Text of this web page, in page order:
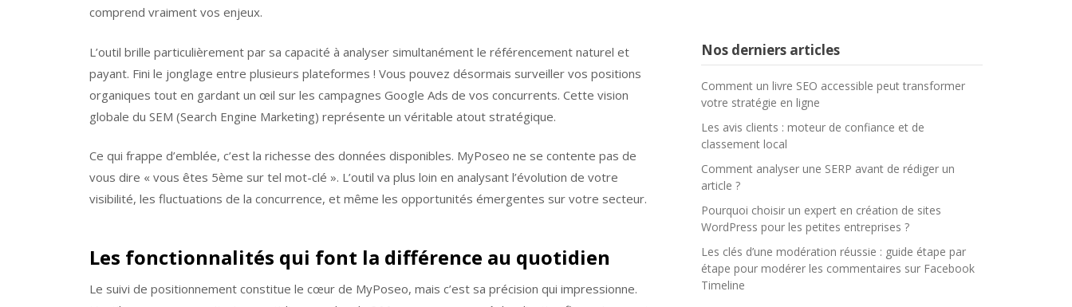
comprend vraiment vos enjeux.
L’outil brille particulièrement par sa capacité à analyser simultanément le référencement naturel et
payant. Fini le jonglage entre plusieurs plateformes ! Vous pouvez désormais surveiller vos positions
organiques tout en gardant un œil sur les campagnes Google Ads de vos concurrents. Cette vision
globale du SEM (Search Engine Marketing) représente un véritable atout stratégique.
Ce qui frappe d’emblée, c’est la richesse des données disponibles. MyPoseo ne se contente pas de
vous dire « vous êtes 5ème sur tel mot-clé ». L’outil va plus loin en analysant l’évolution de votre
visibilité, les fluctuations de la concurrence, et même les opportunités émergentes sur votre secteur.
Les fonctionnalités qui font la différence au quotidien
Le suivi de positionnement constitue le cœur de MyPoseo, mais c’est sa précision qui impressionne.
Nos derniers articles
Comment un livre SEO accessible peut transformer
votre stratégie en ligne
Les avis clients : moteur de confiance et de
classement local
Comment analyser une SERP avant de rédiger un
article ?
Pourquoi choisir un expert en création de sites
WordPress pour les petites entreprises ?
Les clés d’une modération réussie : guide étape par
étape pour modérer les commentaires sur Facebook
Timeline